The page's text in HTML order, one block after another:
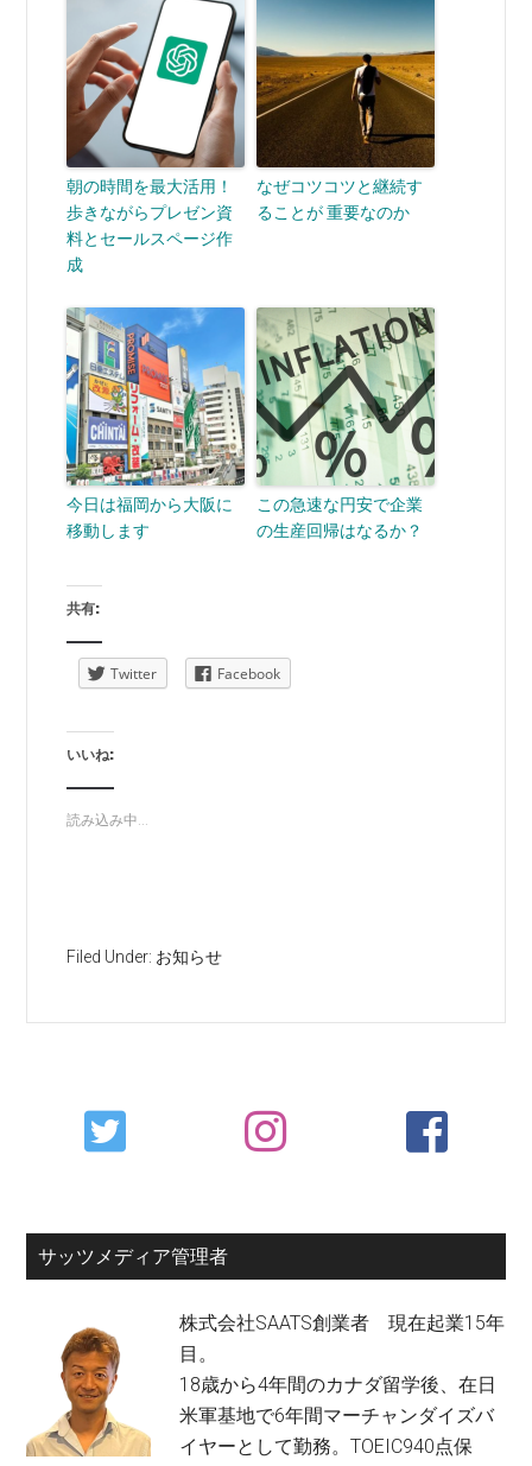
朝の時間を最大活用！
歩きながらプレゼン資
料とセールスページ作
成
なぜコツコツと継続す
ることが 重要なのか
今日は福岡から大阪に
移動します
この急速な円安で企業
の生産回帰はなるか？
共有:
Twitter Facebook
いいね:
読み込み中...
Filed Under: お知らせ
Primary
Sidebar
サッツメディア管理者
株式会社SAATS創業者 現在起業15年
目。
18歳から4年間のカナダ留学後、在日
米軍基地で6年間マーチャンダイズバ
イヤーとして勤務。TOEIC940点保